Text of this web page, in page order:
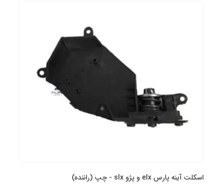
اسکلت آینه پارس elx و پژو slx - چپ (راننده)